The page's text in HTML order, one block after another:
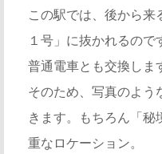
この駅では、後から
１号」に抜かれるので
普通電車とも交換しま
そのため、写真のよう
きます。もちろん「
重なロケーション。